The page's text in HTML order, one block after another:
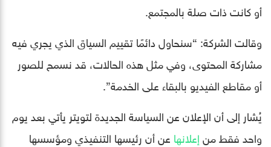
أو كانت ذات صلة بالمجتمع.
وقالت الشركة: “سنحاول دائمًا تقييم السياق الذي يجري فيه
مشاركة المحتوى، وفي مثل هذه الحالات، قد نسمح للصور
أو مقاطع الفيديو بالبقاء على الخدمة”.
يُشار إلى أن الإعلان عن السياسة الجديدة لتويتر يأتي بعد يوم
واحد فقط منإعلانها عن أن رئيسها التنفيذي ومؤسسها